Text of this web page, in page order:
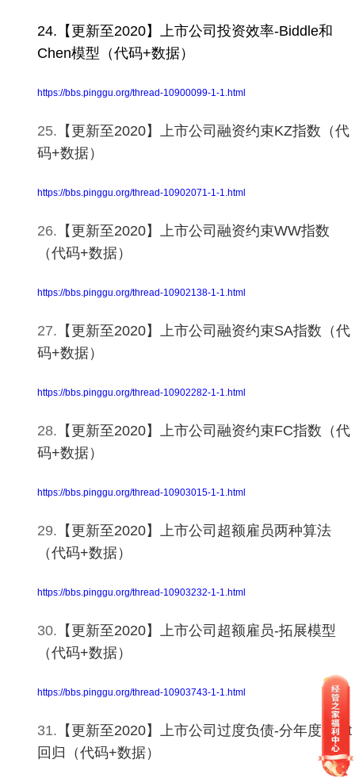
24. 【更新至2020】上市公司投资效率-Biddle和
Chen模型（代码+数据）
https://bbs.pinggu.org/thread-10900099-1-1.html
25. 【更新至2020】上市公司融资约束KZ指数（代
码+数据）
https://bbs.pinggu.org/thread-10902071-1-1.html
26. 【更新至2020】上市公司融资约束WW指数
（代码+数据）
https://bbs.pinggu.org/thread-10902138-1-1.html
27. 【更新至2020】上市公司融资约束SA指数（代
码+数据）
https://bbs.pinggu.org/thread-10902282-1-1.html
28. 【更新至2020】上市公司融资约束FC指数（代
码+数据）
https://bbs.pinggu.org/thread-10903015-1-1.html
29. 【更新至2020】上市公司超额雇员两种算法
（代码+数据）
https://bbs.pinggu.org/thread-10903232-1-1.html
30. 【更新至2020】上市公司超额雇员-拓展模型
（代码+数据）
https://bbs.pinggu.org/thread-10903743-1-1.html
31. 【更新至2020】上市公司过度负债-分年度Tobit
回归（代码+数据）